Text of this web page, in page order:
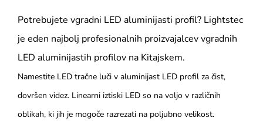
Potrebujete vgradni LED aluminijasti profil? Lightstec
je eden najbolj profesionalnih proizvajalcev vgradnih
LED aluminijastih profilov na Kitajskem.
Namestite LED tračne luči v aluminijast LED profil za čist,
dovršen videz. Linearni iztiski LED so na voljo v različnih
oblikah, ki jih je mogoče razrezati na poljubno velikost.